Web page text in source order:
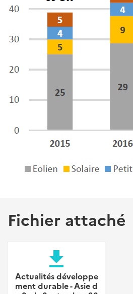
Fichier attaché
file_download
Actualités développe
ment durable - Asie d